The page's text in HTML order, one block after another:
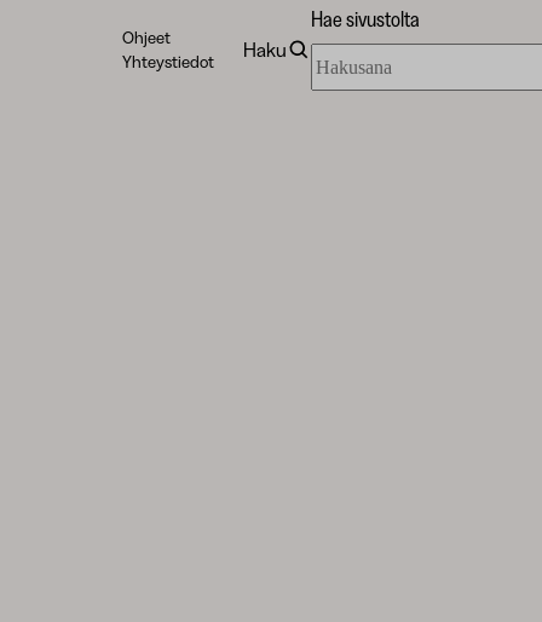
Ohjeet
Yhteystiedot
Haku
Hae sivustolta
sivustolta